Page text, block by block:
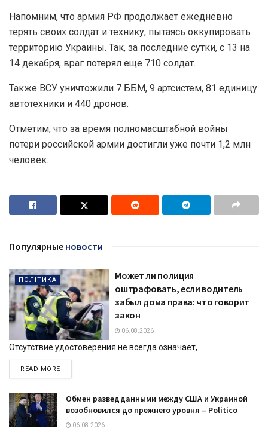
Напомним, что армия РФ продолжает ежедневно
терять своих солдат и технику, пытаясь оккупировать
территорию Украины. Так, за последние сутки, с 13 на
14 декабря, враг потерял еще 710 солдат.
Также ВСУ уничтожили 7 ББМ, 9 артсистем, 81 единицу
автотехники и 440 дронов.
Отметим, что за время полномасштабной войны
потери российской армии достигли уже почти 1,2 млн
человек.
Популярные новости
ПОЛІТИКА
Может ли полиция
оштрафовать, если водитель
забыл дома права: что говорит
закон
06.08.2026
Отсутствие удостоверения не всегда означает,...
READ MOREDETAILS
Обмен разведданными между США и Украиной
возобновился до прежнего уровня – Politico
06.08.2026